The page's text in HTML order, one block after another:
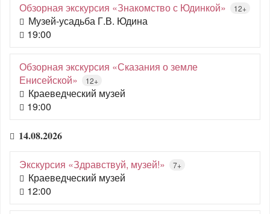
Обзорная экскурсия «Знакомство с Юдинкой» 12+
Музей-усадьба Г.В. Юдина
19:00
Обзорная экскурсия «Сказания о земле
Енисейской»
12+
Краеведческий музей
19:00
14.08.2026
Экскурсия «Здравствуй, музей!» 7+
Краеведческий музей
12:00